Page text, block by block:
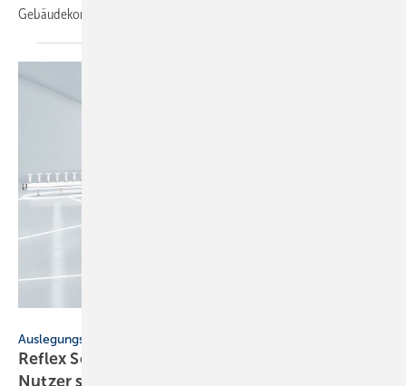
Gebäudekomplexen zum Einsatz kommen.
Auslegungs-Software
Reflex Solutions Pro: Zahl der registrierten
Nutzer steigt auf 10